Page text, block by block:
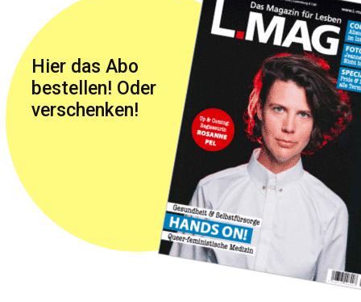
Hier das Abo
bestellen! Oder
verschenken!